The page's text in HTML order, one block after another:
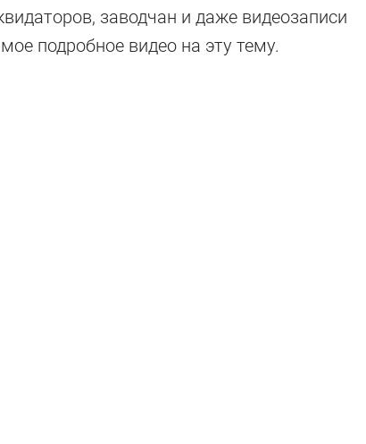
заводчан и даже видеозаписи
подробное видео на эту тему.